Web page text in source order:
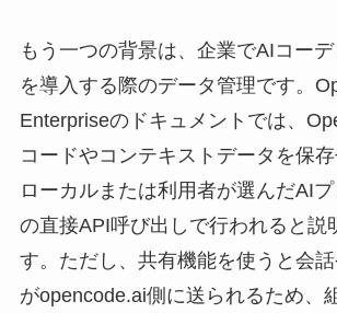
もう一つの背景は、企業でAIコー
を導入する際のデータ管理です。
Enterpriseのドキュメントでは、
コードやコンテキストデータを保
ローカルまたは利用者が選んだAI
の直接API呼び出しで行われると説
す。ただし、共有機能を使うと会
がopencode.ai側に送られるため、